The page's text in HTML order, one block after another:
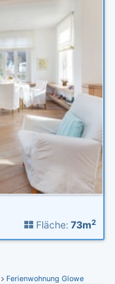
Fläche: 73m2
Ferienwohnung Glowe